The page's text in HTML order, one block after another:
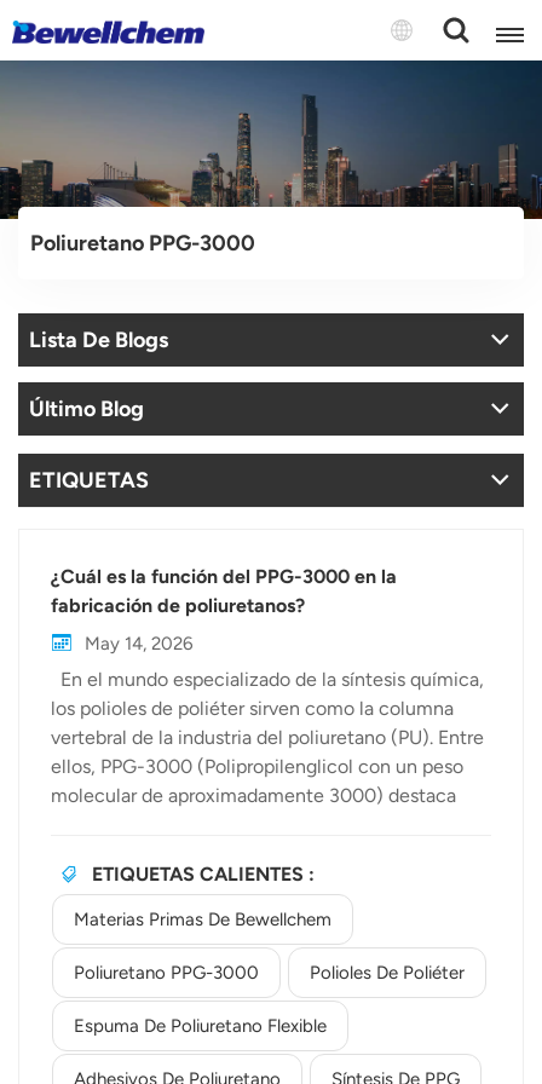
English
Русский
中文
Español
Poliuretano PPG-3000
Lista De Blogs
Último Blog
ETIQUETAS
¿Cuál es la función del PPG-3000 en la
fabricación de poliuretanos?
May 14, 2026
En el mundo especializado de la síntesis química,
los polioles de poliéter sirven como la columna
vertebral de la industria del poliuretano (PU). Entre
ellos, PPG-3000 (Polipropilenglicol con un peso
molecular de aproximadamente 3000) destaca
alta calidad, Bewellchem materias primas Están a
la vanguardia en el suministro de este componente
esencial a fabricantes de todo el mundo. Pero,
¿qué es exactamente lo que hace que este poliol
en particular sea tan crucial para la producción de
poliuretanos de alto rendimiento? Comprender la
química: Síntesis de PPG Para apreciar la utilidad
ETIQUETAS CALIENTES :
Materias Primas De Bewellchem
Poliuretano PPG-3000 Polioles De Poliéter
Espuma De Poliuretano Flexible
Adhesivos De Poliuretano Síntesis De PPG